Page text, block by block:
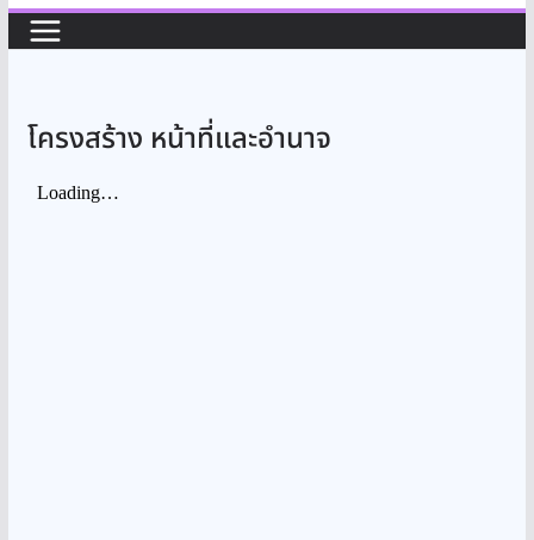
โครงสร้าง หน้าที่และอำนาจ